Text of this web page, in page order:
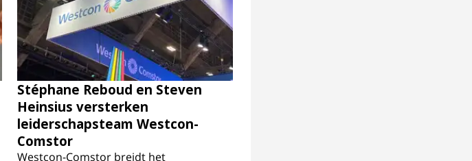
Stéphane Reboud en Steven
Heinsius versterken
leiderschapsteam Westcon-
Comstor
Westcon-Comstor breidt het